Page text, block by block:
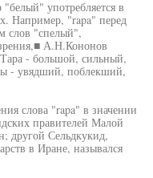
употребляется в
Например, "rapa" перед
слов "спелый",
А.Н.Кононов
- большой, сильный,
- увядший, поблекший,
слова "rapa" в значении
правителей Малой
другой Сельдкукид,
в Иране, назывался